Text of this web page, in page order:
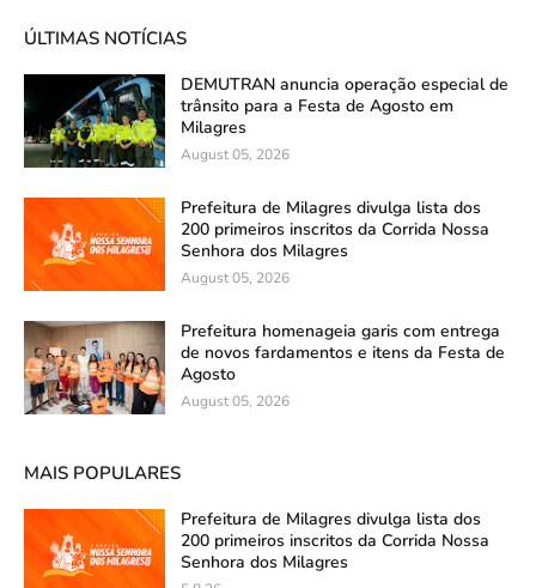
ÚLTIMAS NOTÍCIAS
DEMUTRAN anuncia operação especial de
trânsito para a Festa de Agosto em
Milagres
August 05, 2026
Prefeitura de Milagres divulga lista dos
200 primeiros inscritos da Corrida Nossa
Senhora dos Milagres
August 05, 2026
Prefeitura homenageia garis com entrega
de novos fardamentos e itens da Festa de
Agosto
August 05, 2026
MAIS POPULARES
Prefeitura de Milagres divulga lista dos
200 primeiros inscritos da Corrida Nossa
Senhora dos Milagres